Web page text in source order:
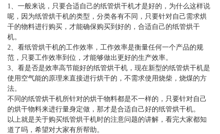
1、一般来说，只要合适自己的纸管烘干机才是好的，为什么这样说
呢，因为纸管烘干机的类型，分类各有不同，只要针对自己需求烘
干的物料进行购买，才能确保购买到好的，合适自己的纸管烘干
机。
2、看纸管烘干机的工作效率，工作效率是衡量任何一个产品的规
范，只要工作效率到位，才能够做出更好的生产效率。
3、看是否是效率高节能好的纸管烘干机，现在新型的纸管烘干机是
使用空气能的原理来直接进行烘干的，不需求使用烧柴，烧煤的方
法。
不同的纸管烘干机所针对的烘干物料都是不一样的，只要针对自己
的烘干物料来进行量身定做，那才是合适自己好的纸管烘干机。
以上就是关于​购买纸管烘干机时的注意问题的讲解，看完大家都知
道了吗，希望对大家有所帮助。